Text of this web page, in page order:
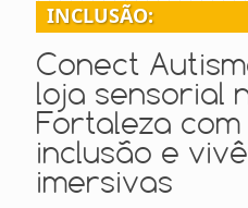
INCLUSÃO:
Conect
loja sensorial
Fortaleza
inclusão e
imersivas